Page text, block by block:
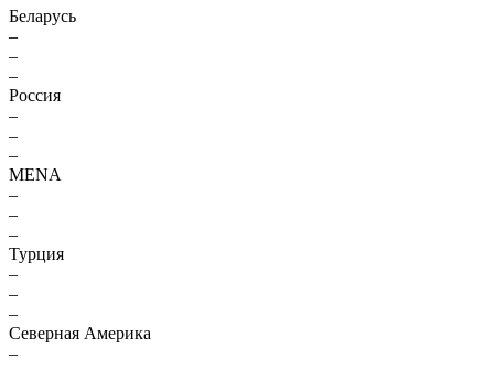
Беларусь
–
–
–
Россия
–
–
–
MENA
–
–
–
Турция
–
–
–
Северная Америка
–